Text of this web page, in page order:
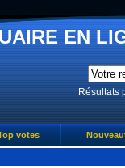
EN
Résultats
votes